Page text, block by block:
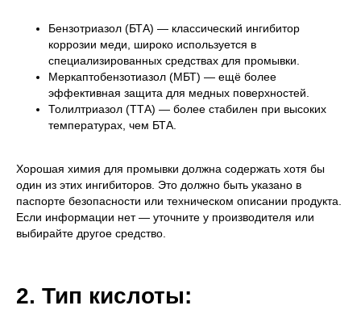
Бензотриазол (БТА) — классический ингибитор
коррозии меди, широко используется в
специализированных средствах для промывки.
Меркаптобензотиазол (МБТ) — ещё более
эффективная защита для медных поверхностей.
Толилтриазол (ТТА) — более стабилен при высоких
температурах, чем БТА.
Хорошая химия для промывки должна содержать хотя бы
один из этих ингибиторов. Это должно быть указано в
паспорте безопасности или техническом описании продукта.
Если информации нет — уточните у производителя или
выбирайте другое средство.
2. Тип кислоты: